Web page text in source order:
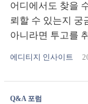
어디에서도 찾을
뢰할 수 있는지 궁
아니라면 투고를
에디티지 인사이트
Q&A 포럼